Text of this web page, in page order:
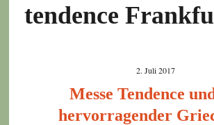
tendence
2. Juli 2017
Messe Tendence
hervorragender